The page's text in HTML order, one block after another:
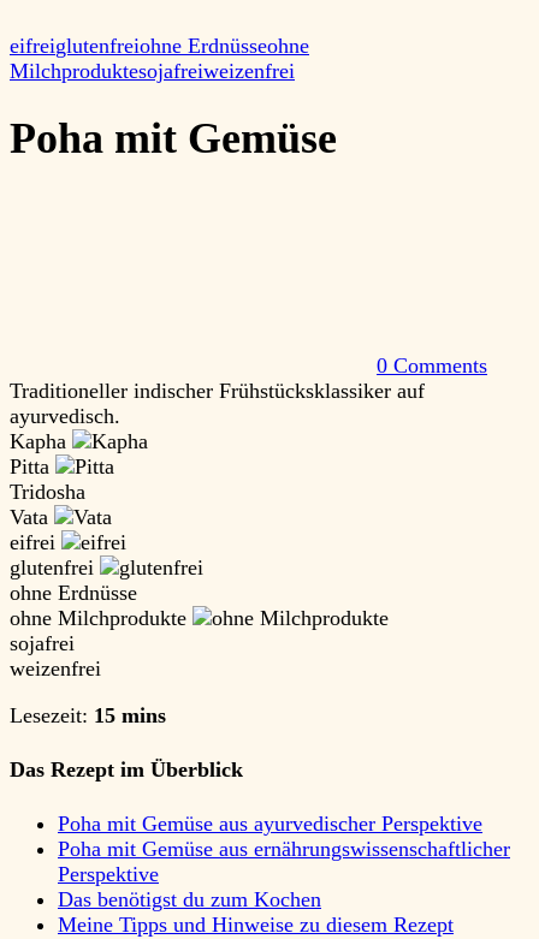
eifreiglutenfreiohne Erdnüsseohne
Milchproduktesojafreiweizenfrei
Poha mit Gemüse
0 Comments
Traditioneller indischer Frühstücksklassiker auf
ayurvedisch.
Kapha
Pitta
Tridosha
Vata
eifrei
glutenfrei
ohne Erdnüsse
ohne Milchprodukte
sojafrei
weizenfrei
Lesezeit: 15 mins
Das Rezept im Überblick
Poha mit Gemüse aus ayurvedischer Perspektive
Poha mit Gemüse aus ernährungswissenschaftlicher
Perspektive
Das benötigst du zum Kochen
Meine Tipps und Hinweise zu diesem Rezept